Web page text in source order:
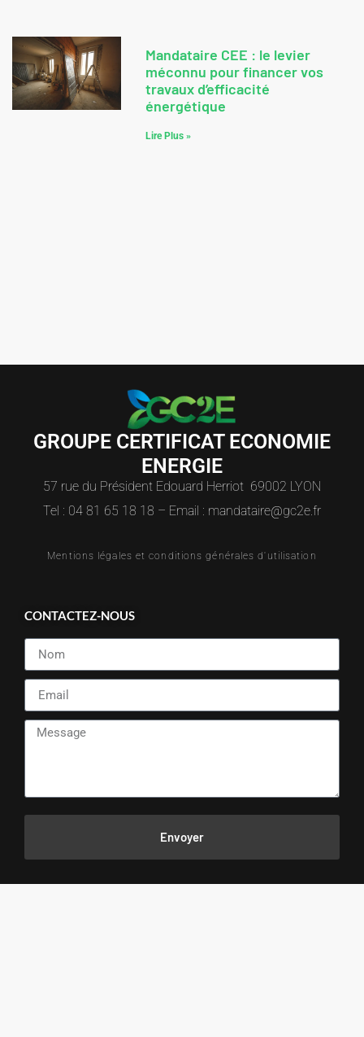
Mandataire CEE : le levier
méconnu pour financer vos
travaux d’efficacité
énergétique
Lire Plus »
GROUPE CERTIFICAT ECONOMIE
ENERGIE
57 rue du Président Edouard Herriot 69002 LYON
Tel : 04 81 65 18 18 – Email : mandataire@gc2e.fr
Mentions légales et conditions générales d'utilisation
CONTACTEZ-NOUS
Envoyer